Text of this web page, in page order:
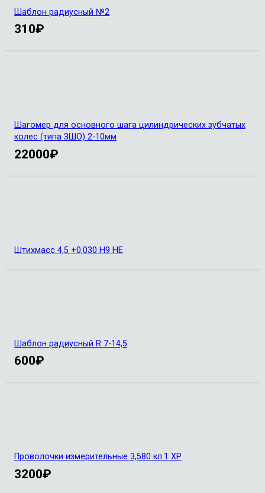
Шаблон радиусный №2
310₽
Шагомер для основного шага цилиндрических зубчатых
колес (типа ЗШО) 2-10мм
22000₽
Штихмасс 4,5 +0,030 Н9 НЕ
Шаблон радиусный R 7-14,5
600₽
Проволочки измерительные 3,580 кл.1 ХР
3200₽